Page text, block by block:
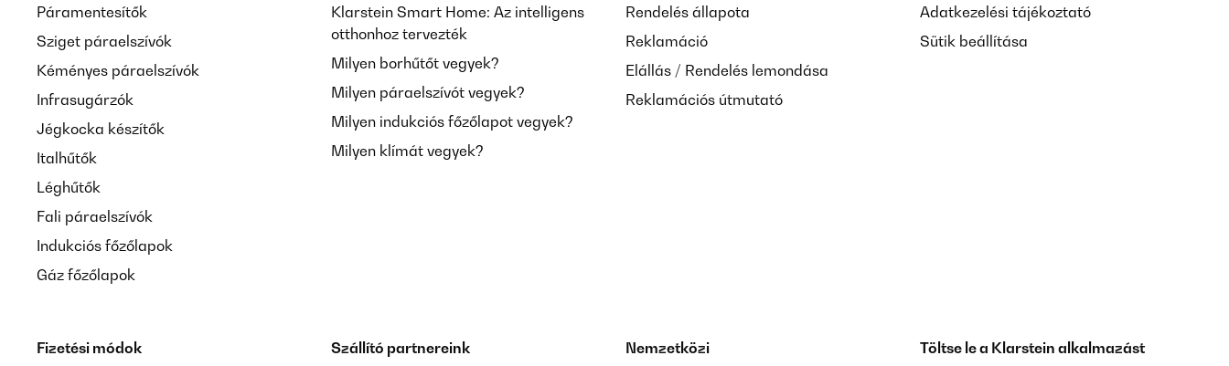
Páramentesítők
Sziget páraelszívók
Kéményes páraelszívók
Infrasugárzók
Jégkocka készítők
Italhűtők
Léghűtők
Fali páraelszívók
Indukciós főzőlapok
Gáz főzőlapok
Klarstein Smart Home: Az intelligens
otthonhoz tervezték
Milyen borhűtőt vegyek?
Milyen páraelszívót vegyek?
Milyen indukciós főzőlapot vegyek?
Milyen klímát vegyek?
Rendelés állapota
Reklamáció
Elállás / Rendelés lemondása
Reklamációs útmutató
Adatkezelési tájékoztató
Sütik beállítása
Fizetési módok Szállító partnereink Nemzetközi Töltse le a Klarstein alkalmazást